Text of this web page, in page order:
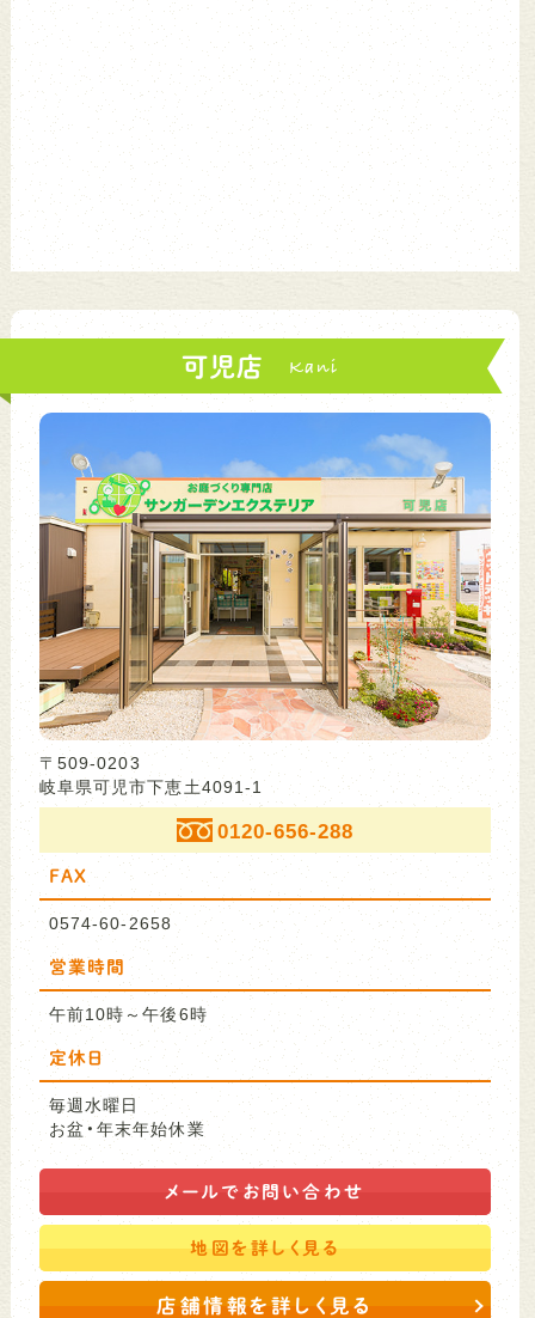
可児店
〒509-0203
岐阜県可児市下恵土4091-1
0120-656-288
FAX
0574-60-2658
営業時間
午前10時～午後6時
定休日
毎週水曜日
お盆・年末年始休業
メールで お問い合わせ
地図を詳しく見る
店舗情報を詳しく見る